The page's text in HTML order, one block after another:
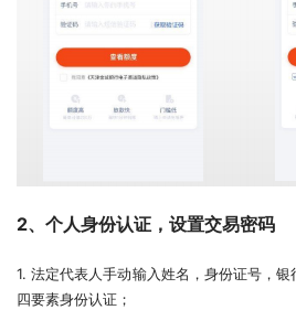
2、个人身份认证，设置交易密码
1. 法定代表人手动输入姓名，身份证号，
四要素身份认证；